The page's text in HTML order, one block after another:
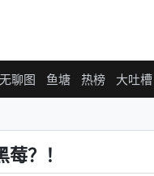
无聊图 鱼塘 热榜 大吐槽
？！